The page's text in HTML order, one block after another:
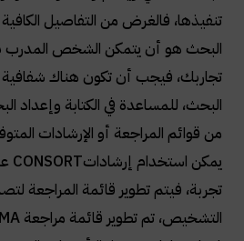
تنفيذها، فالغرض من التفاصيل
البحث هو أن يتمكن الشخص المدرب
تجاربك، فيجب أن تكون هناك
البحث، للمساعدة في الكتابة وإعداد
من قوائم المراجعة أو الإرشادات
يمكن استخدام إرشاداتCONSORT
تجربة، فيتم تطوير قائمة المراجعة
التشخيص، تم تطوير قائمة مراجعة